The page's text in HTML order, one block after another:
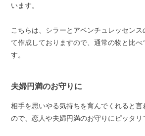
います。
こちらは、シラーとアベンチュレッセンス
て作成しておりますので、通常の物と比べ
す。
夫婦円満のお守りに
相手を思いやる気持ちを育んでくれると言
ので、恋人や夫婦円満のお守りにピッタリ